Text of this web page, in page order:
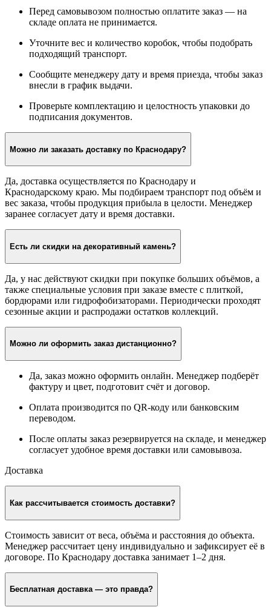
Краснодаре его часто используют для фасадов, цоколей,
заборов и акцентных стен внутри дома.
Как оформить самовывоз декоративного камня?
Перед самовывозом полностью оплатите заказ — на
складе оплата не принимается.
Уточните вес и количество коробок, чтобы подобрать
подходящий транспорт.
Сообщите менеджеру дату и время приезда, чтобы заказ
внесли в график выдачи.
Проверьте комплектацию и целостность упаковки до
подписания документов.
Можно ли заказать доставку по Краснодару?
Да, доставка осуществляется по Краснодару и
вес заказа, чтобы продукция прибыла в целости. Менеджер
заранее согласует дату и время доставки.
Есть ли скидки на декоративный камень?
Да, у нас действуют скидки при покупке больших объёмов, а
бордюрами или гидрофобизаторами. Периодически проходят
сезонные акции и распродажи остатков коллекций.
Можно ли оформить заказ дистанционно?
Да, заказ можно оформить онлайн. Менеджер подберёт
фактуру и цвет, подготовит счёт и договор.
Оплата производится по QR-коду или банковским
После оплаты заказ резервируется на складе, и менеджер
согласует удобное время доставки или самовывоза.
Доставка